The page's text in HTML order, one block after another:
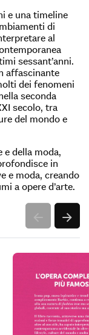
e una timeline
di
al
sessant’anni.
affascinante
dei fenomeni
seconda
secolo, tra
del mondo e
e della moda,
in
e moda, creando
a opere d’arte.